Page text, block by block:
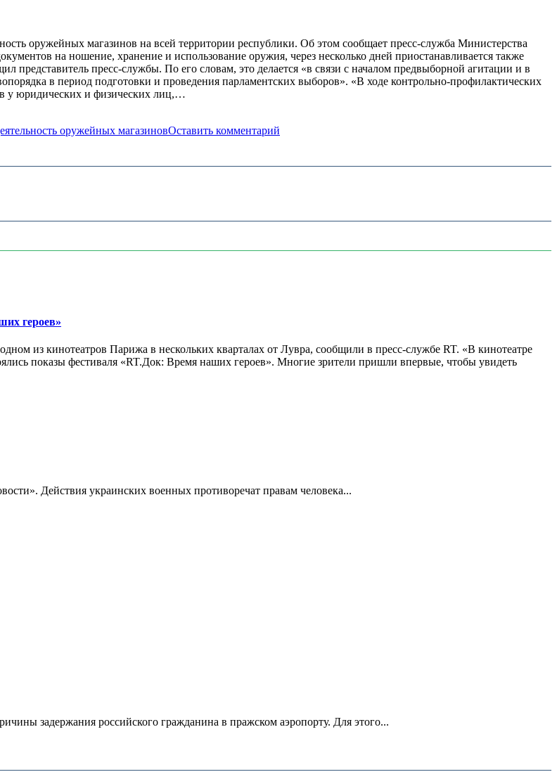
оружейных магазинов на всей территории республики. Об этом сообщает пресс-служба Министерства
на ношение, хранение и использование оружия, через несколько дней приостанавливается также
представитель пресс-службы. По его словам, это делается «в связи с началом предвыборной агитации и в
в период подготовки и проведения парламентских выборов». «В ходе контрольно-профилактических
у юридических и физических лиц,…
оружейных магазиновОставить комментарий
героев»
из кинотеатров Парижа в нескольких кварталах от Лувра, сообщили в пресс-службе RT. «В кинотеатре
показы фестиваля «RT.Док: Время наших героев». Многие зрители пришли впервые, чтобы увидеть
Действия украинских военных противоречат правам человека...
задержания российского гражданина в пражском аэропорту. Для этого...